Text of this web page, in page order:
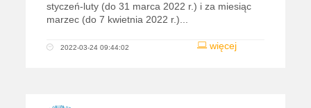
styczeń-luty (do 31 marca 2022 r.) i za miesiąc
marzec (do 7 kwietnia 2022 r.)...
więcej
2022-03-24 09:44:02